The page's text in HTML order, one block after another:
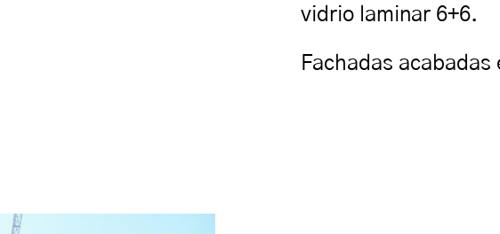
vidrio laminar 6+6.
Fachadas